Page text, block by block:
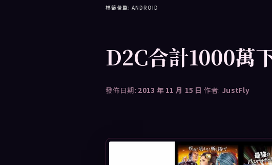
標籤彙整: ANDROID
D2C合計1000萬
發佈日期: 2013 年 11 月 15 日 作者: JustFly